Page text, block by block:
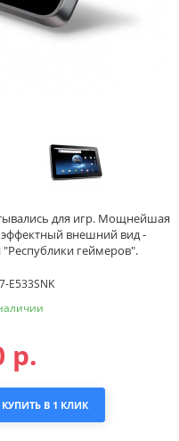
для игр. Мощнейшая
внешний вид -
геймеров".
E533SNK
р.
КУПИТЬ В 1 КЛИК